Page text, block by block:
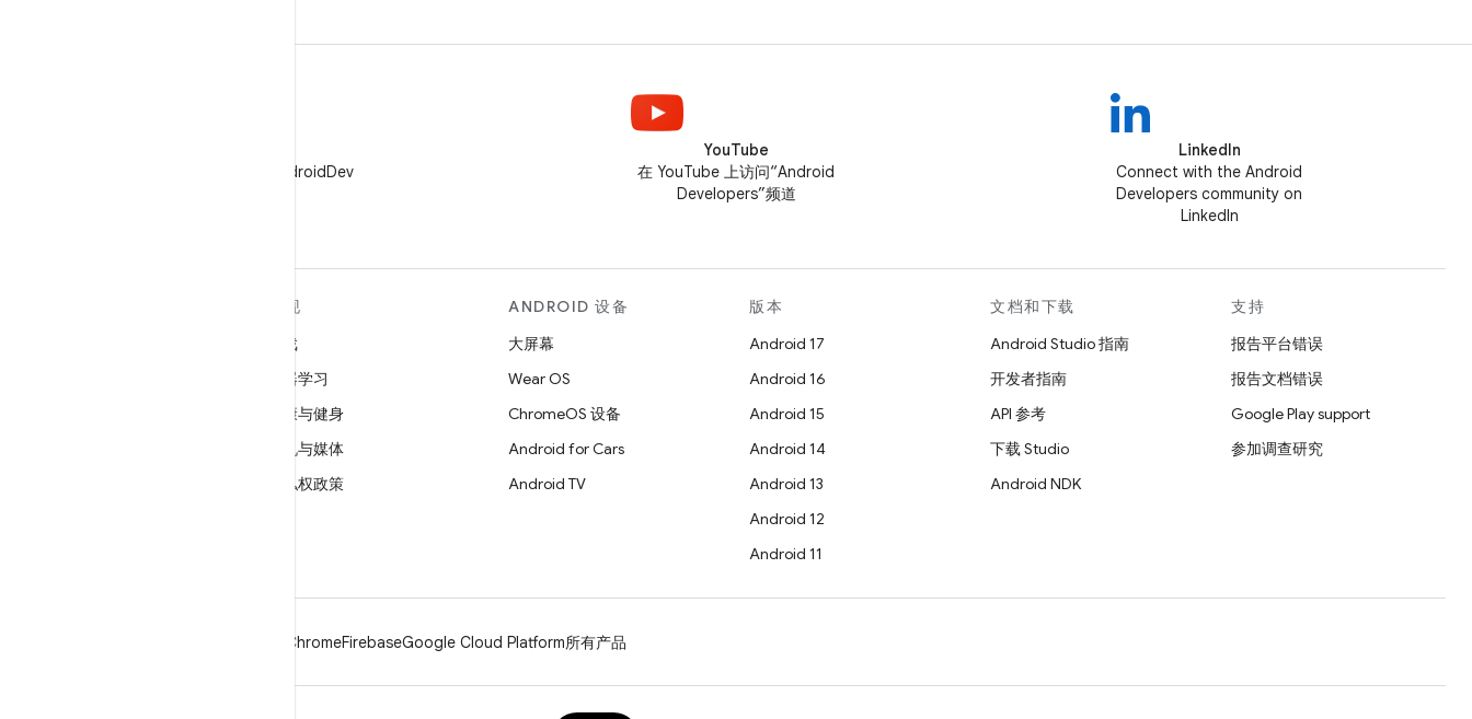
在 X 上关注 @AndroidDev
YouTube
在 YouTube 上访问“Android
Developers”频道
LinkedIn
Connect with the Android
Developers community on
LinkedIn
发现
游戏
机器学习
健康与健身
相机与媒体
隐私权政策
ANDROID 设备
大屏幕
Wear OS
ChromeOS 设备
Android for Cars
Android TV
版本
Android 17
Android 16
Android 15
Android 14
Android 13
Android 12
Android 11
文档和下载
Android Studio 指南
开发者指南
API 参考
下载 Studio
Android NDK
支持
报告平台错误
报告文档错误
Google Play support
参加调查研究
ChromeFirebaseGoogle Cloud Platform所有产品